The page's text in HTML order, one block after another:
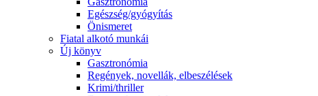
Egészség/gyógyítás
Önismeret
Fiatal alkotó munkái
Új könyv
Gasztronómia
Regények, novellák, elbeszélések
Krimi/thriller